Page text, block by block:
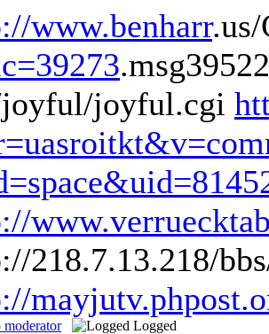
www.benharr
joyful.cgi
218.7.13.218/
moderator Logged